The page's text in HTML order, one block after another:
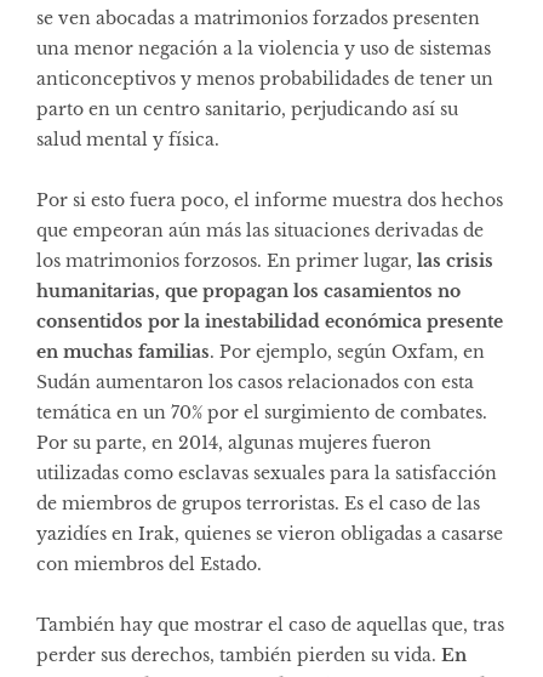
se ven abocadas a matrimonios forzados presenten
una menor negación a la violencia y uso de sistemas
anticonceptivos y menos probabilidades de tener un
parto en un centro sanitario, perjudicando así su
salud mental y física.
Por si esto fuera poco, el informe muestra dos hechos
que empeoran aún más las situaciones derivadas de
los matrimonios forzosos. En primer lugar, las crisis
humanitarias, que propagan los casamientos no
consentidos por la inestabilidad económica presente
en muchas familias. Por ejemplo, según Oxfam, en
Sudán aumentaron los casos relacionados con esta
temática en un 70% por el surgimiento de combates.
Por su parte, en 2014, algunas mujeres fueron
utilizadas como esclavas sexuales para la satisfacción
de miembros de grupos terroristas. Es el caso de las
yazidíes en Irak, quienes se vieron obligadas a casarse
con miembros del Estado.
También hay que mostrar el caso de aquellas que, tras
perder sus derechos, también pierden su vida. En